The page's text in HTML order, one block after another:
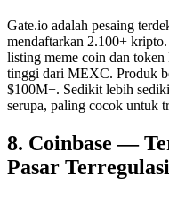
Gate.io adalah pesaing
mendaftarkan 2.100+
listing meme coin dan
tinggi dari MEXC. Produk
$100M+. Sedikit lebih
serupa, paling cocok untuk
8. Coinbase —
Pasar Terregulasi